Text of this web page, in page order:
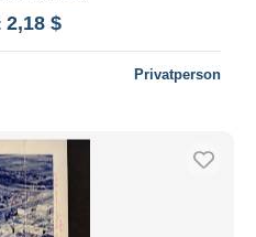
2,18 $
Privatperson